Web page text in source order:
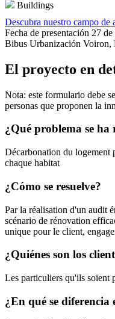
Buildings
Descubra nuestro campo de
Fecha de presentación 27
Bibus Urbanización Voiron,
El proyecto en
Nota: este formulario debe
personas que proponen la
¿Qué problema se ha
Décarbonation du logement
chaque habitat
¿Cómo se resuelve?
Par la réalisation d'un audit
scénario de rénovation
unique pour le client,
¿Quiénes son los
Les particuliers qu'ils soient
¿En qué se diferencia